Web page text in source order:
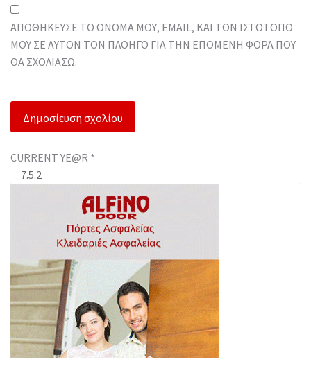
ΑΠΟΘΉΚΕΥΣΕ ΤΟ ΌΝΟΜΆ ΜΟΥ, EMAIL, ΚΑΙ ΤΟΝ ΙΣΤΌΤΟΠΟ
ΜΟΥ ΣΕ ΑΥΤΌΝ ΤΟΝ ΠΛΟΗΓΌ ΓΙΑ ΤΗΝ ΕΠΌΜΕΝΗ ΦΟΡΆ ΠΟΥ
ΘΑ ΣΧΟΛΙΆΣΩ.
CURRENT YE@R *